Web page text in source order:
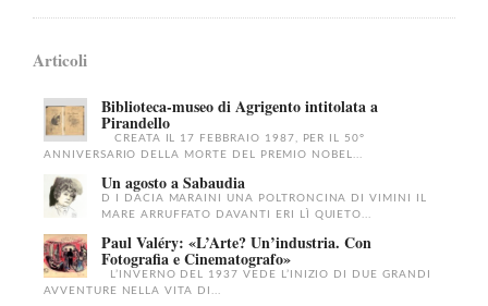
Articoli
Biblioteca-museo di Agrigento intitolata a
Pirandello
CREATA IL 17 FEBBRAIO 1987, PER IL 50°
ANNIVERSARIO DELLA MORTE DEL PREMIO NOBEL...
Un agosto a Sabaudia
D I DACIA MARAINI UNA POLTRONCINA DI VIMINI IL
MARE ARRUFFATO DAVANTI ERI LÌ QUIETO...
Paul Valéry: «L’Arte? Un’industria. Con
Fotografia e Cinematografo»
L’INVERNO DEL 1937 VEDE L’INIZIO DI DUE GRANDI
AVVENTURE NELLA VITA DI...